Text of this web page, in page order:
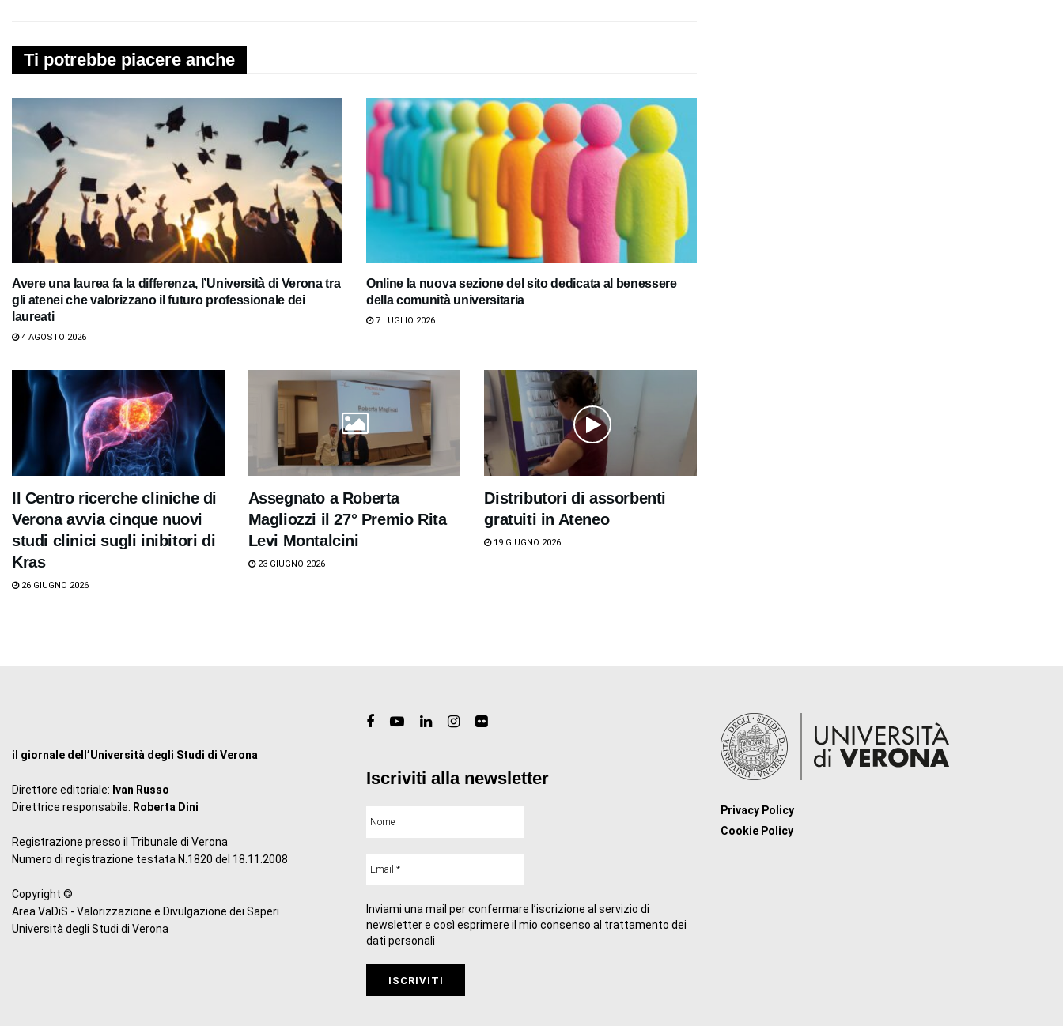
Ti potrebbe piacere anche
Avere una laurea fa la differenza, l’Università di Verona tra
gli atenei che valorizzano il futuro professionale dei
laureati
4 AGOSTO 2026
Online la nuova sezione del sito dedicata al benessere
della comunità universitaria
7 LUGLIO 2026
Il Centro ricerche cliniche di
Verona avvia cinque nuovi
studi clinici sugli inibitori di
Kras
26 GIUGNO 2026
Assegnato a Roberta
Magliozzi il 27° Premio Rita
Levi Montalcini
23 GIUGNO 2026
Distributori di assorbenti
gratuiti in Ateneo
19 GIUGNO 2026
il giornale dell’Università degli Studi di Verona
Direttore editoriale: Ivan Russo
Direttrice responsabile: Roberta Dini
Registrazione presso il Tribunale di Verona
Numero di registrazione testata N.1820 del 18.11.2008
Copyright ©
Area VaDiS - Valorizzazione e Divulgazione dei Saperi
Università degli Studi di Verona
Iscriviti alla newsletter
Inviami una mail per confermare l’iscrizione al servizio di
newsletter e così esprimere il mio consenso al trattamento dei
dati personali
Privacy Policy
Cookie Policy